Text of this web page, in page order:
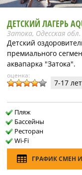
ДЕТСКИЙ ЛАГЕРЬ
Затока, Одесская обл.
Детский
премиального
аквапарка "Затока".
оценка:
7-17 лет
Пляж
Бассейны
Ресторан
Wi-Fi
ГРАФИК СМЕН